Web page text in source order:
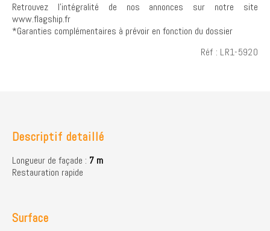
Retrouvez l’intégralité de nos annonces sur notre site
www.flagship.fr
*Garanties complémentaires à prévoir en fonction du dossier
Réf : LR1-5920
Descriptif detaillé
Longueur de façade : 7 m
Restauration rapide
Surface